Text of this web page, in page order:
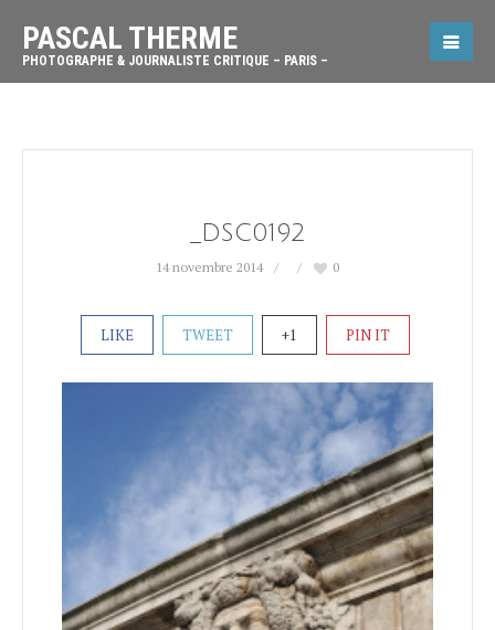
PASCAL THERME
PHOTOGRAPHE & JOURNALISTE CRITIQUE – PARIS –
_DSC0192
14 novembre 2014 0
LIKE TWEET +1 PIN IT